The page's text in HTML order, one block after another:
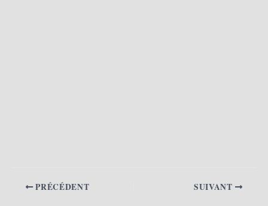
PRÉCÉDENT SUIVANT